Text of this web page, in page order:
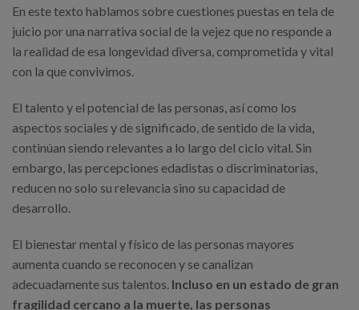
En este texto hablamos sobre cuestiones puestas en tela de
juicio por una narrativa social de la vejez que no responde a
la realidad de esa longevidad diversa, comprometida y vital
con la que convivimos.
El talento y el potencial de las personas, así como los
aspectos sociales y de significado, de sentido de la vida,
continúan siendo relevantes a lo largo del ciclo vital. Sin
embargo, las percepciones edadistas o discriminatorias,
reducen no solo su relevancia sino su capacidad de
desarrollo.
El bienestar mental y físico de las personas mayores
aumenta cuando se reconocen y se canalizan
adecuadamente sus talentos. Incluso en un estado de gran
fragilidad cercano a la muerte, las personas